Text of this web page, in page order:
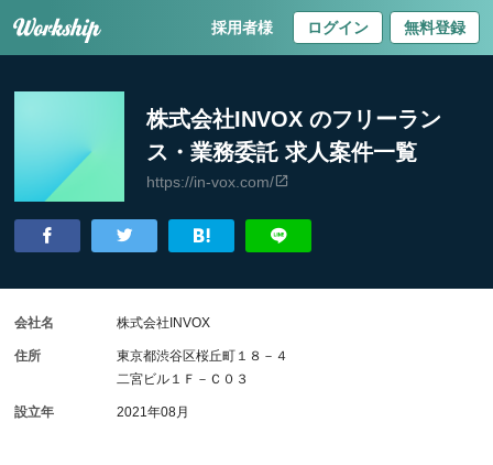
採用者様 ログイン 無料登録
株式会社INVOX のフリーラン
ス・業務委託 求人案件一覧
https://in-vox.com/
会社名 株式会社INVOX
住所
東京都渋谷区桜丘町１８－４
二宮ビル１Ｆ－Ｃ０３
設立年 2021年08月